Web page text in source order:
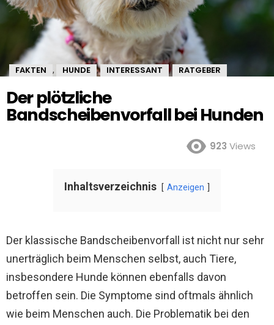
FAKTEN , HUNDE , INTERESSANT , RATGEBER
Der plötzliche
Bandscheibenvorfall bei Hunden
923 Views
Inhaltsverzeichnis Anzeigen
Der klassische Bandscheibenvorfall ist nicht nur sehr
unerträglich beim Menschen selbst, auch Tiere,
insbesondere Hunde können ebenfalls davon
betroffen sein. Die Symptome sind oftmals ähnlich
wie beim Menschen auch. Die Problematik bei den